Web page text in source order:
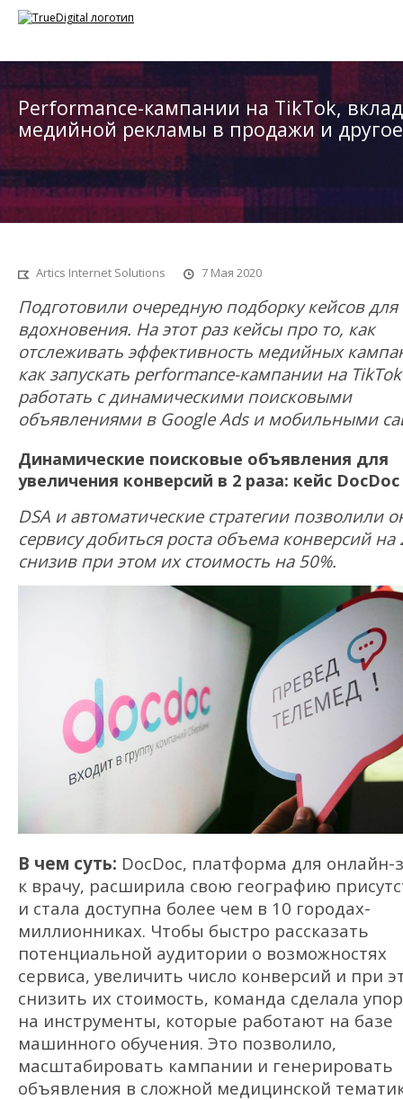
Performance-кампании на TikTok, вклад
медийной рекламы в продажи и другое
Artics Internet Solutions 7 Мая 2020
Подготовили очередную подборку кейсов для
вдохновения. На этот раз кейсы про то, как
отслеживать эффективность медийных
как запускать performance-кампании на
работать с динамическими поисковыми
объявлениями в Google Ads и мобильными
Динамические поисковые объявления для
увеличения конверсий в 2 раза: кейс DocDoc
DSA и автоматические стратегии позволили
сервису добиться роста объема конверсий на
снизив при этом их стоимость на 50%.
В чем суть: DocDoc, платформа для онлайн-
к врачу, расширила свою географию
и стала доступна более чем в 10 городах-
миллионниках. Чтобы быстро рассказать
потенциальной аудитории о возможностях
сервиса, увеличить число конверсий и при
снизить их стоимость, команда сделала упор
на инструменты, которые работают на базе
машинного обучения. Это позволило,
масштабировать кампании и генерировать
объявления в сложной медицинской